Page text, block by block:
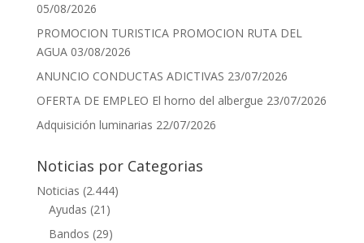
05/08/2026
PROMOCION TURISTICA PROMOCION RUTA DEL
AGUA 03/08/2026
ANUNCIO CONDUCTAS ADICTIVAS 23/07/2026
OFERTA DE EMPLEO El horno del albergue 23/07/2026
Adquisición luminarias 22/07/2026
Noticias por Categorias
Noticias (2.444)
Ayudas (21)
Bandos (29)